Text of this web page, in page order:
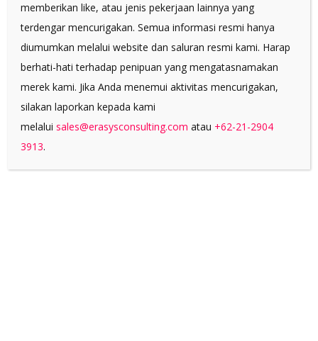
memberikan like, atau jenis pekerjaan lainnya yang
terdengar mencurigakan. Semua informasi resmi hanya
diumumkan melalui website dan saluran resmi kami. Harap
berhati-hati terhadap penipuan yang mengatasnamakan
merek kami. Jika Anda menemui aktivitas mencurigakan,
silakan laporkan kepada kami
melaluisales@erasysconsulting.com atau +62-21-2904
3913.